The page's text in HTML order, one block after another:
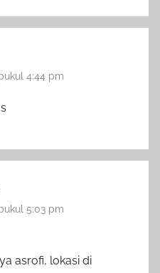
4:44 pm
5:03 pm
asrofi, lokasi di